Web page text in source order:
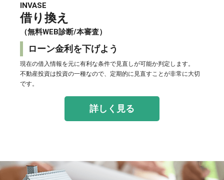
INVASE
借り換え
（無料WEB診断/本審査）
ローン金利を下げよう
現在の借入情報を元に有利な条件で見直しが可能か判定します。
不動産投資は投資の一種なので、定期的に見直すことが非常に大切
です。
詳しく見る